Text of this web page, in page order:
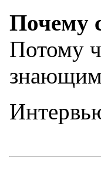
Почему
Потому